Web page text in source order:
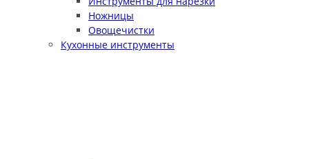
Ножницы
Овощечистки
Кухонные инструменты